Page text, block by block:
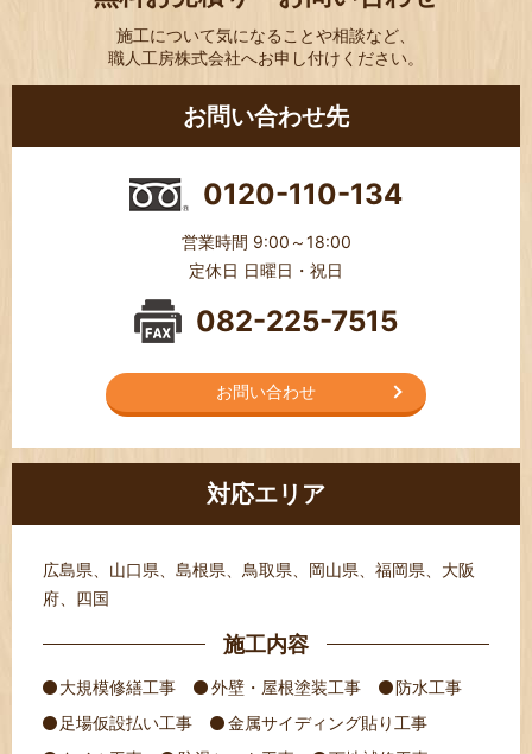
施工について気になることや相談など、
職人工房株式会社へお申し付けください。
お問い合わせ先
0120-110-134
営業時間 9:00～18:00
定休日 日曜日・祝日
082-225-7515
お問い合わせ
対応エリア
広島県、山口県、島根県、鳥取県、岡山県、福岡県、大阪
府、四国
施工内容
大規模修繕工事 外壁・屋根塗装工事
防水工事
足場仮設払い工事
金属サイディング貼り工事